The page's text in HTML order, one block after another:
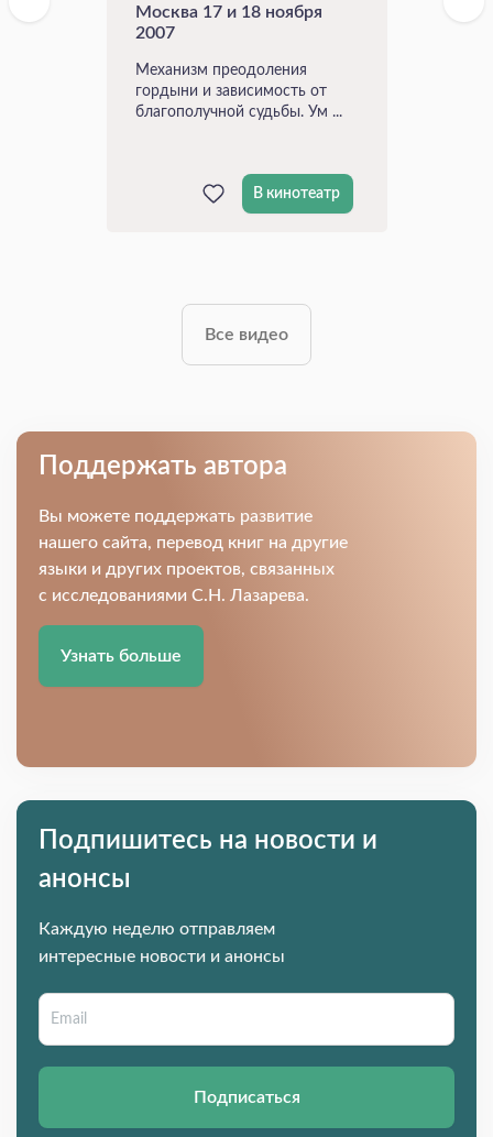
Москва 17 и 18 ноября
2007
Механизм преодоления
гордыни и зависимость от
благополучной судьбы. Ум ...
В кинотеатр
Все видео
Поддержать автора
Вы можете поддержать развитие
нашего сайта, перевод книг на другие
языки и других проектов, связанных
с исследованиями С.Н. Лазарева.
Узнать больше
Подпишитесь на новости и
анонсы
Каждую неделю отправляем
интересные новости и анонсы
Подписаться